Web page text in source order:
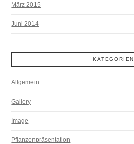
März 2015
Juni 2014
KATEGORIEN
Allgemein
Gallery
Image
Pflanzenpräsentation